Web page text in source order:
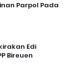
Parpol Pada
Edi
Bireuen